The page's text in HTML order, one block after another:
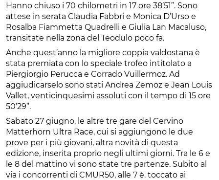
Hanno chiuso i 70 chilometri in 17 ore 38’51”. Sono
attese in serata Claudia Fabbri e Monica D’Urso e
Rosalba Fiammetta Quadrelli e Giulia Lan Macaluso,
transitate nella zona del Teodulo poco fa.
Anche quest’anno la migliore coppia valdostana è
stata premiata con lo speciale trofeo intitolato a
Piergiorgio Perucca e Corrado Vuillermoz. Ad
aggiudicarselo sono stati Andrea Zemoz e Jean Louis
Vallet, venticinquesimi assoluti con il tempo di 15 ore
50’29”.
Sabato 27 giugno, le altre tre gare del Cervino
Matterhorn Ultra Race, cui si aggiungono le due
prove per i più giovani, altra novità di questa
edizione, inserita proprio negli ultimi giorni. Tra le 6 e
le 8 del mattino vi sono state tre partenze. Subito al
via i concorrenti di CMUR50, alle 7 è. toccato ai